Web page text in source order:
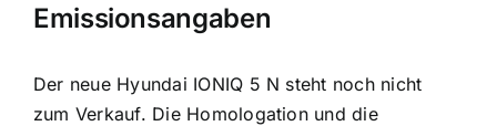
Emissionsangaben
Der neue Hyundai IONIQ 5 N steht noch nicht
zum Verkauf. Die Homologation und die